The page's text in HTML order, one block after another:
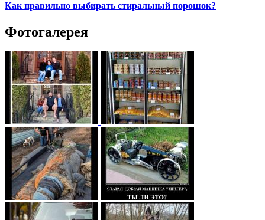
Как правильно выбирать стиральный порошок?
Фотогалерея